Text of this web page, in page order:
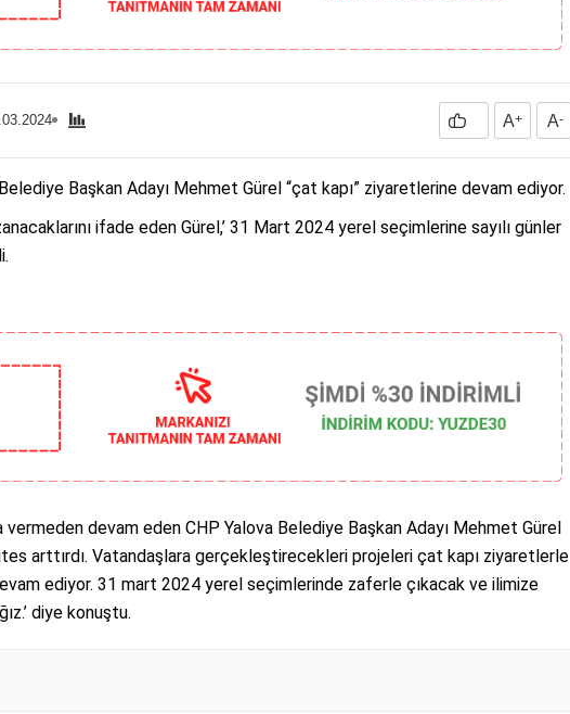
A+ A-
Başkan Adayı Mehmet Gürel “çat kapı” ziyaretlerine devam ediyor.
ifade eden Gürel,’ 31 Mart 2024 yerel seçimlerine sayılı günler
devam eden CHP Yalova Belediye Başkan Adayı Mehmet Gürel
arttırdı. Vatandaşlara gerçekleştirecekleri projeleri çat kapı ziyaretlerle
ediyor. 31 mart 2024 yerel seçimlerinde zaferle çıkacak ve ilimize
diye konuştu.